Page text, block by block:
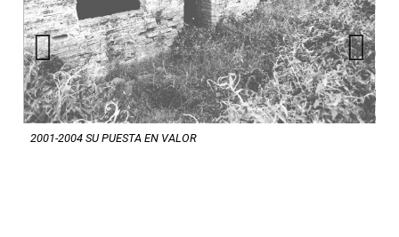
2001-2004 SU PUESTA EN VALOR
Previous Next